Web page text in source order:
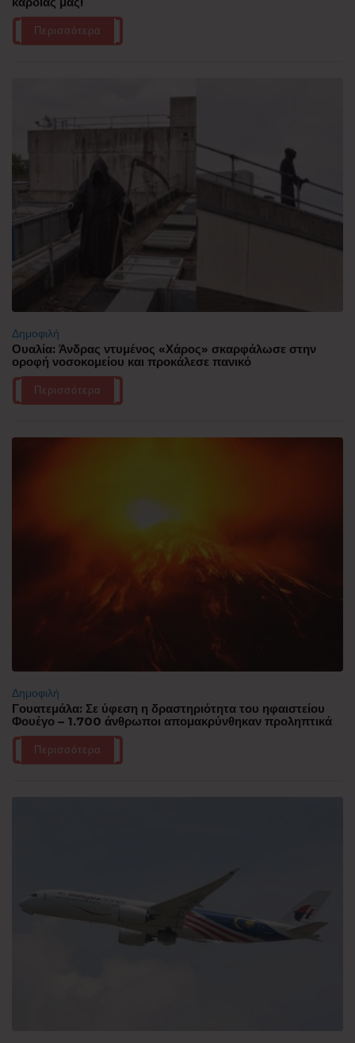
Περισσότερα
Δημοφιλή
Ουαλία: Άνδρας ντυμένος «Χάρος» σκαρφάλωσε στην
οροφή νοσοκομείου και προκάλεσε πανικό
Περισσότερα
Δημοφιλή
Γουατεμάλα: Σε ύφεση η δραστηριότητα του ηφαιστείου
Φουέγο – 1.700 άνθρωποι απομακρύνθηκαν προληπτικά
Περισσότερα